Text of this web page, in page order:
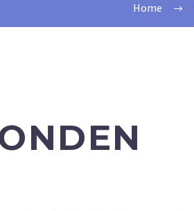
Home